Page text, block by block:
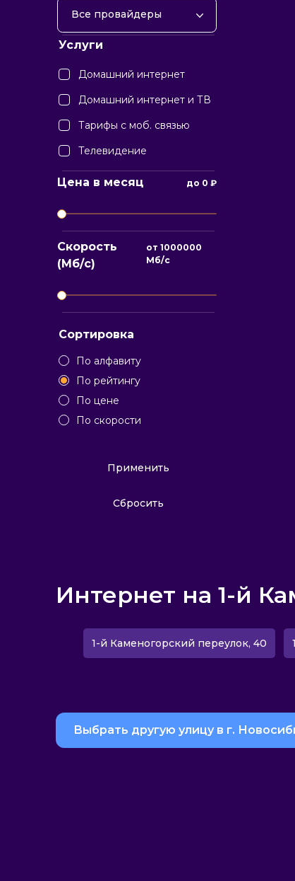
Все провайдеры
Услуги
Домашний интернет
Домашний интернет и ТВ
Тарифы с моб. связью
Телевидение
Цена в месяц до 0 ₽
Скорость
(Мб/с)
от1000000
Мб/с
Сортировка
По алфавиту
По рейтингу
По цене
По скорости
Применить
Сбросить
Интернет на 1-й
1-й Каменогорский переулок, 40
Выбрать другую улицу в г.